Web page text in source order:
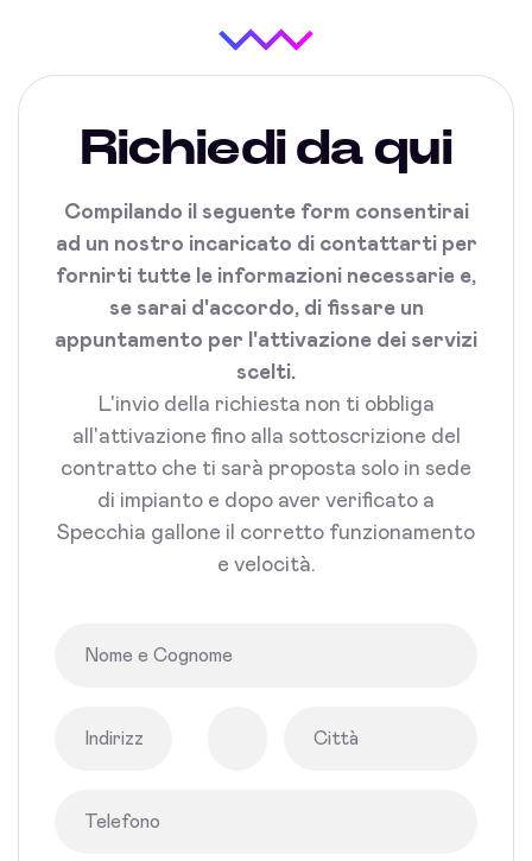
Richiedi da qui
Compilando il seguente form consentirai
ad un nostro incaricato di contattarti per
fornirti tutte le informazioni necessarie e,
se sarai d'accordo, di fissare un
appuntamento per l'attivazione dei servizi
scelti.
L'invio della richiesta non ti obbliga
all'attivazione fino alla sottoscrizione del
contratto che ti sarà proposta solo in sede
di impianto e dopo aver verificato a
Specchia gallone il corretto funzionamento
e velocità.